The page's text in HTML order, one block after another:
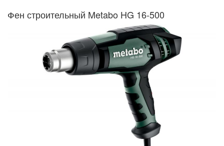
Фен строительный Metabo HG 16-500